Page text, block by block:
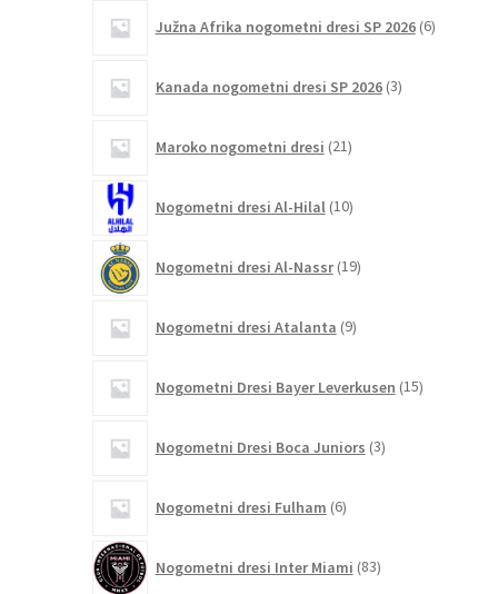
Južna Afrika nogometni dresi SP 2026 6izdelkov
Kanada nogometni dresi SP 2026 3izdelki
Maroko nogometni dresi 21izdelkov
Nogometni dresi Al-Hilal 10izdelkov
Nogometni dresi Al-Nassr 19izdelkov
Nogometni dresi Atalanta 9izdelkov
Nogometni Dresi Bayer Leverkusen 15izdelkov
Nogometni Dresi Boca Juniors 3izdelki
Nogometni dresi Fulham 6izdelkov
Nogometni dresi Inter Miami 83izdelkov